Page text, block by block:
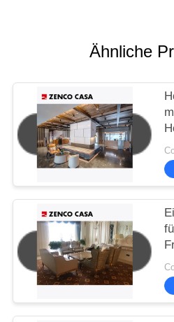
Ähnliche